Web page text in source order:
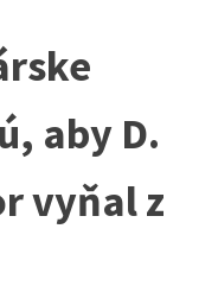
aby D.
vyňal z